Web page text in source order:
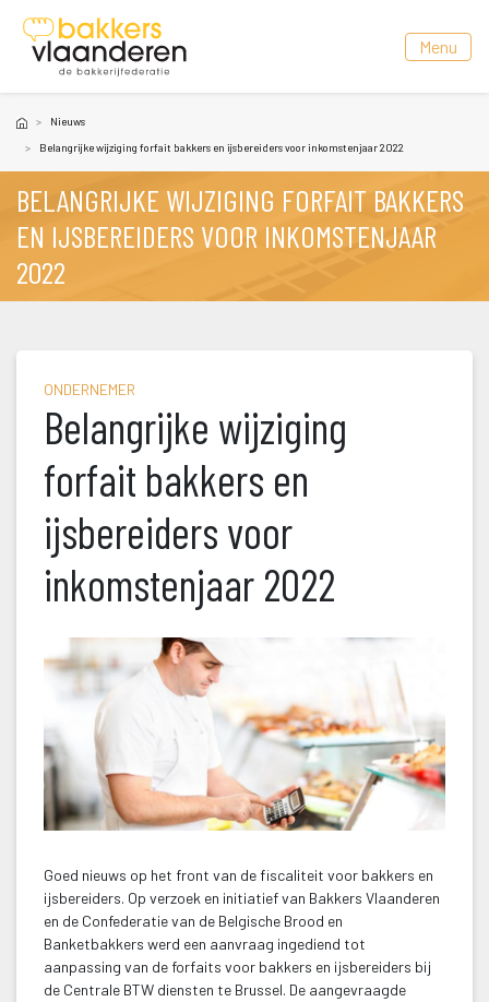
Menu
Nieuw
Belangrijke wijziging forfait bakkers en ijsbereiders voor inkomstenjaar 2022
BELANGRIJKE WIJZIGING FORFAIT BAKKERS
EN IJSBEREIDERS VOOR INKOMSTENJAAR
2022
ONDERNEMER
Belangrijke wijziging
forfait bakkers en
ijsbereiders voor
inkomstenjaar 2022
Goed nieuws op het front van de fiscaliteit voor bakkers en
ijsbereiders. Op verzoek en initiatief van Bakkers Vlaanderen
en de Confederatie van de Belgische Brood en
Banketbakkers werd een aanvraag ingediend tot
aanpassing van de forfaits voor bakkers en ijsbereiders bij
de Centrale BTW diensten te Brussel. De aangevraagde